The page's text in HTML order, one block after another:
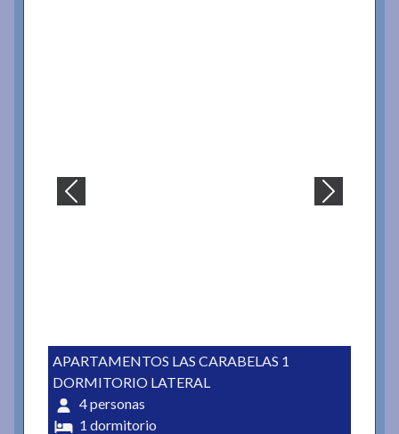
APARTAMENTOS LAS CARABELAS 1
DORMITORIO LATERAL
4 personas
1 dormitorio